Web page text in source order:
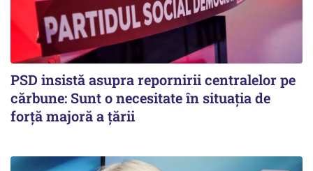
PSD insistă asupra repornirii centralelor pe
cărbune: Sunt o necesitate în situația de
forță majoră a țării